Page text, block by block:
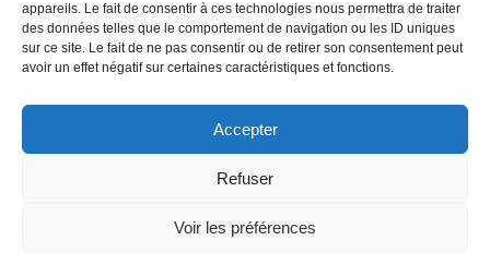
appareils. Le fait de consentir à ces technologies nous permettra de traiter
des données telles que le comportement de navigation ou les ID uniques
sur ce site. Le fait de ne pas consentir ou de retirer son consentement peut
avoir un effet négatif sur certaines caractéristiques et fonctions.
Accepter
Refuser
Voir les préférences
Secondaire séances tous les exercices
Tous les exercices de théâtre
inc.